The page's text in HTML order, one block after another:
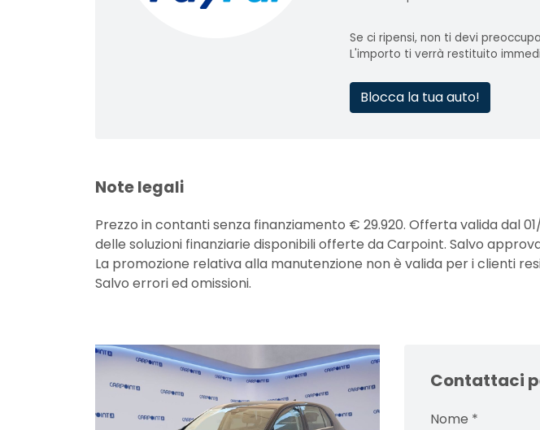
Se ci ripensi, non ti devi
L'importo ti verrà restituito
Blocca la tua auto!
Note legali
Prezzo in contanti senza finanziamento € 29.920. Offerta valida dal
delle soluzioni finanziarie disponibili offerte da Carpoint. Salvo
La promozione relativa alla manutenzione non è valida per i clienti
Salvo errori ed omissioni.
Contattaci
Nome *